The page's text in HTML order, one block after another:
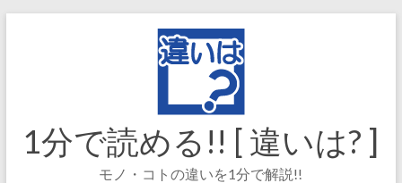
1分で読める!! [ 違いは? ]
モノ・コトの違いを1分で解説!!